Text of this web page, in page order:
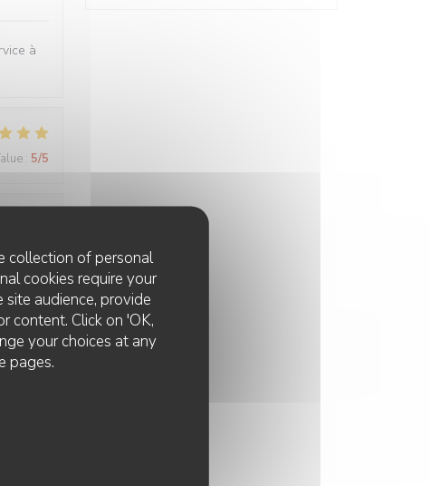
collection of personal
cookies require your
audience, provide
content. Click on 'OK,
your choices at any
pages.
à
: 5/5